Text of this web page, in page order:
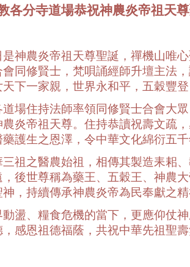
各分寺道場恭祝神農炎帝祖天
神農炎帝祖天尊聖誕，禪機山唯
同修賢士，梵唄誦經師升壇主法
下一家親，世界永和平，五穀豐登
場住持法師率領同修賢士合會大
炎帝祖天尊。住持恭讀祝壽文疏
護生之恩澤，令中華文化綿衍五千
祖之醫農始祖，相傳其製造耒耜
後世尊稱為藥王、五穀王、神農
，持續傳承神農炎帝為民奉獻之精
盪、糧食危機的當下，更應仰仗
感恩祖德福蔭，共祝中華先祖聖壽